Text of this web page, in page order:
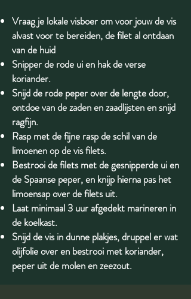
Vraag je lokale visboer om voor jouw de vis
alvast voor te bereiden, de filet al ontdaan
van de huid
Snipper de rode ui en hak de verse
koriander.
Snijd de rode peper over de lengte door,
ontdoe van de zaden en zaadlijsten en snijd
ragfijn.
Rasp met de fijne rasp de schil van de
limoenen op de vis filets.
Bestrooi de filets met de gesnipperde ui en
de Spaanse peper, en knijp hierna pas het
limoensap over de filets uit.
Laat minimaal 3 uur afgedekt marineren in
de koelkast.
Snijd de vis in dunne plakjes, druppel er wat
olijfolie over en bestrooi met koriander,
peper uit de molen en zeezout.